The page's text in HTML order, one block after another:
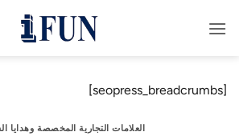
للمحتوى
[seopress_breadcrumbs]
العلامات التجارية المخصصة وهدايا